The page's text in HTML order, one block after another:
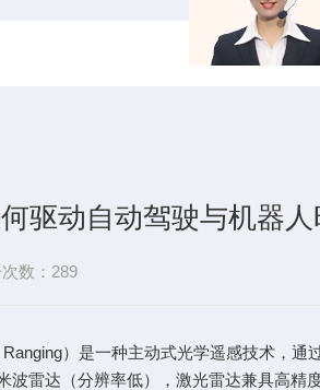
驱动自动驾驶与机器
数：289
）是一种主动式光学遥感技术，
波雷达（分辨率低），激光雷达兼具高